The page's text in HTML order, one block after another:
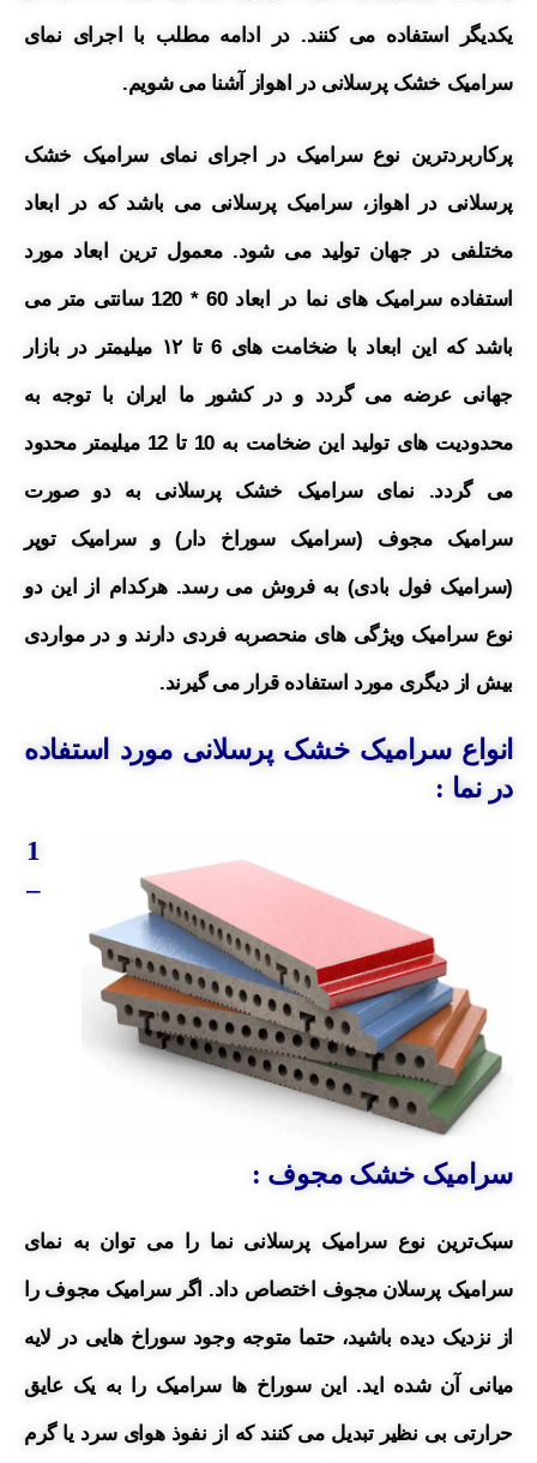
یکدیگر استفاده می کنند. در ادامه مطلب با اجرای نمای
سرامیک خشک پرسلانی در اهواز آشنا می شویم.
پرکاربردترین نوع سرامیک در اجرای نمای سرامیک خشک
پرسلانی در اهواز، سرامیک پرسلانی می باشد که در ابعاد
مختلفی در جهان تولید می شود. معمول ترین ابعاد مورد
استفاده سرامیک های نما در ابعاد 60 * 120 سانتی متر می
باشد که این ابعاد با ضخامت های 6 تا ۱۲ میلیمتر در بازار
جهانی عرضه می گردد و در کشور ما ایران با توجه به
محدودیت های تولید این ضخامت به 10 تا 12 میلیمتر محدود
می گردد. نمای سرامیک خشک پرسلانی به دو صورت
سرامیک مجوف (سرامیک سوراخ دار) و سرامیک توپر
(سرامیک فول بادی) به فروش می رسد. هرکدام از این دو
نوع سرامیک ویژگی های منحصربه فردی دارند و در مواردی
بیش از دیگری مورد استفاده قرار می گیرند.
انواع سرامیک خشک پرسلانی مورد استفاده
در نما :
1
–
سرامیک خشک مجوف :
سبک‌ترین نوع سرامیک پرسلانی نما را می توان به نمای
سرامیک پرسلان مجوف اختصاص داد. اگر سرامیک مجوف را
از نزدیک دیده باشید، حتما متوجه وجود سوراخ هایی در لایه
میانی آن شده اید. این سوراخ ها سرامیک را به یک عایق
حرارتی بی نظیر تبدیل می کنند که از نفوذ هوای سرد یا گرم